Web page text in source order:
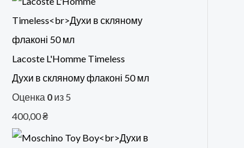
Lacoste L'Homme Timeless
Духи в скляному флаконі 50 мл
Оценка 0 из 5
400,00₴